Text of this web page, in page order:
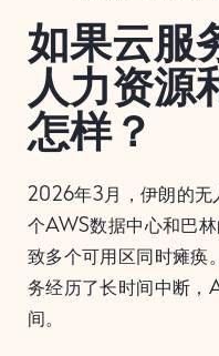
如果云服
人力资源
怎样？
2026年3月，伊朗的无
个AWS数据中心和巴
致多个可用区同时瘫痪
务经历了长时间中断，
间。